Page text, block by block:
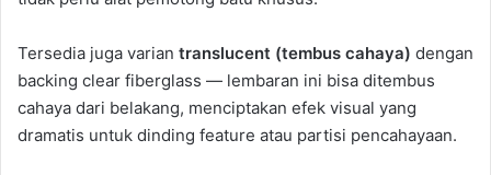
Tersedia juga varian translucent (tembus cahaya) dengan
backing clear fiberglass — lembaran ini bisa ditembus
cahaya dari belakang, menciptakan efek visual yang
dramatis untuk dinding feature atau partisi pencahayaan.